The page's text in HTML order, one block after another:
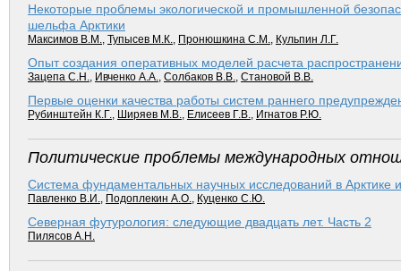
Некоторые проблемы экологической и промышленной
шельфа Арктики
Максимов В.М., Тупысев М.К., Пронюшкина С.М., Кульпин Л.Г.
Опыт создания оперативных моделей расчета
Зацепа С.Н., Ивченко А.А., Солбаков В.В., Становой В.В.
Первые оценки качества работы систем раннего
Рубинштейн К.Г., Ширяев М.В., Елисеев Г.В., Игнатов Р.Ю.
Политические проблемы международных
Система фундаментальных научных исследований в Арктике
Павленко В.И., Подоплекин А.О., Куценко С.Ю.
Северная футурология: следующие двадцать лет. Часть 2
Пилясов А.Н.